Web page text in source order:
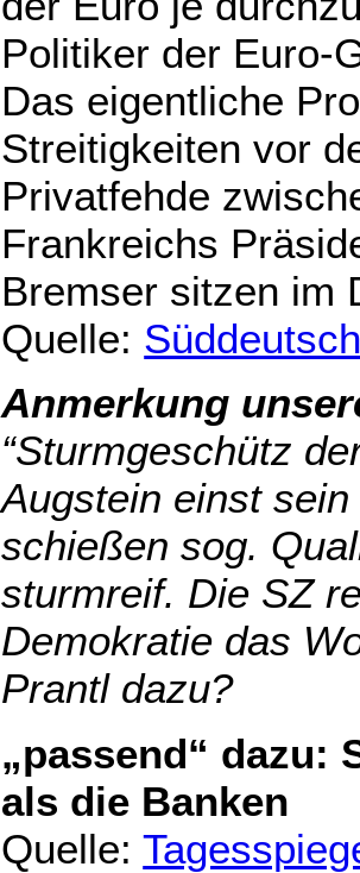
Politiker der Euro-
Das eigentliche
Streitigkeiten vor
Privatfehde
Frankreichs
Bremser sitzen im
Quelle:
Anmerkung
“Sturmgeschütz
Augstein einst
schießen sog.
sturmreif. Die SZ
Demokratie das
Prantl dazu?
„passend“ dazu:
als die Banken
Quelle: